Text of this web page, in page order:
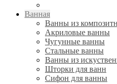
Ванная
Ванны из
Акриловые ванны
Чугунные ванны
Стальные ванны
Ванны из
Шторки для ванн
Сифон для ванны